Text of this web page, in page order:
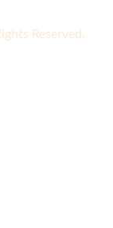
Reserved.